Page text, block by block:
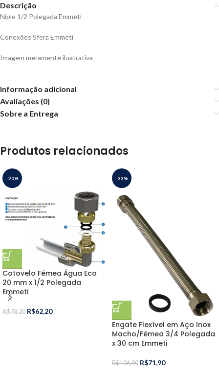
Descrição
Niple 1/2 Polegada Emmeti
Conexões Sfera Emmeti
Imagem meramente iluatrativa
Informação adicional
Avaliações (0)
Sobre a Entrega
Produtos relacionados
-20%
Cotovelo Fêmea Água Eco
20 mm x 1/2 Polegada
Emmeti
R$78,20 R$62,20
-33%
Engate Flexível em Aço Inox
Macho/Fêmea 3/4 Polegada
x 30 cm Emmeti
R$106,90 R$71,90